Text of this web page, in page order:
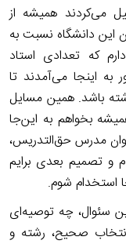
می‌کردند همیشه از
این دانشگاه نسبت به
که تعدادی استاد
اینجا می‌آمدند تا
باشد. همین مسایل
بخواهم به این‌جا
مدرس حق‌التدریس،
و تصمیم بعدی برایم
استخدام شوم.
سئوال، چه توصیه‌ای
صحیح، رشته و